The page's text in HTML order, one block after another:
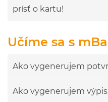
prísť o kartu!
Učíme sa s
Ako vygenerujem
Ako vygenerujem výpis